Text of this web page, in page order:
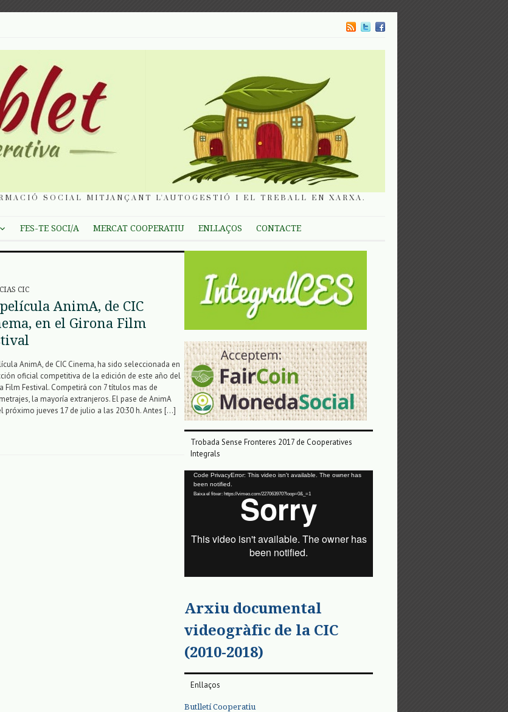
SOCIAL MITJANÇANT L'AUTOGESTIÓ I EL TREBALL EN XARXA.
FES-TE SOCI/A MERCAT COOPERATIU ENLLAÇOS CONTACTE
CIC
AnimA, de CIC
en el Girona Film
AnimA, de CIC Cinema, ha sido seleccionada en
oficial competitiva de la edición de este año del
Film Festival. Competirá con 7 títulos mas de
la mayoría extranjeros. El pase de AnimA
próximo jueves 17 de julio a las 20:30 h. Antes […]
Trobada Sense Fronteres 2017 de Cooperatives
Integrals
Reproductor
vídeo
Code PrivacyError: This video isn't available. The owner has
been notified.
Baixa el fitxer: https://vimeo.com/227063970?loop=0&_=1
Arxiu documental
videogràfic de la CIC
(2010-2018)
Enllaços
Butlletí Cooperatiu